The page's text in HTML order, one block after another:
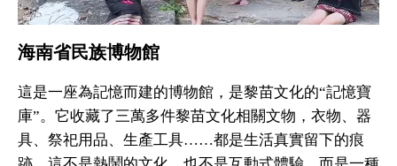
海南省民族博物館
這是一座為記憶而建的博物館，是黎苗文化的“記憶寶
庫”。它收藏了三萬多件黎苗文化相關文物，衣物、器
具、祭祀用品、生產工具……都是生活真實留下的痕